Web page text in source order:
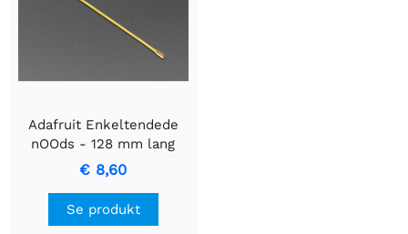
Adafruit Enkeltendede
nOOds - 128 mm lang
fleksibel LED-glødetråd
€ 8,60
Se produkt